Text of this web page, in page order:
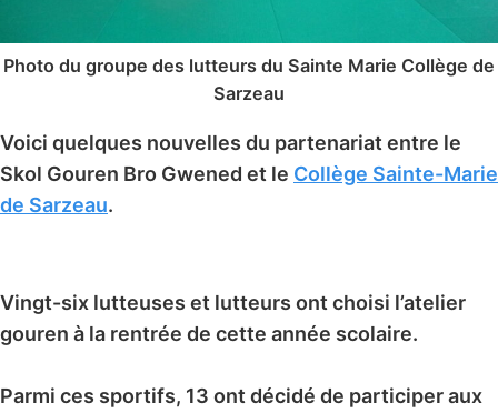
Photo du groupe des lutteurs du Sainte Marie Collège de
Sarzeau
Voici quelques nouvelles du partenariat entre le
Skol Gouren Bro Gwened et le Collège Sainte-Marie
de Sarzeau.
Vingt-six lutteuses et lutteurs ont choisi l’atelier
gouren à la rentrée de cette année scolaire.
Parmi ces sportifs, 13 ont décidé de participer aux